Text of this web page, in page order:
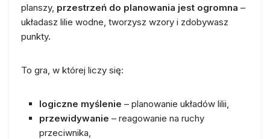
planszy, przestrzeń do planowania jest ogromna –
układasz lilie wodne, tworzysz wzory i zdobywasz
punkty.
To gra, w której liczy się:
logiczne myślenie – planowanie układów lilii,
przewidywanie – reagowanie na ruchy
przeciwnika,